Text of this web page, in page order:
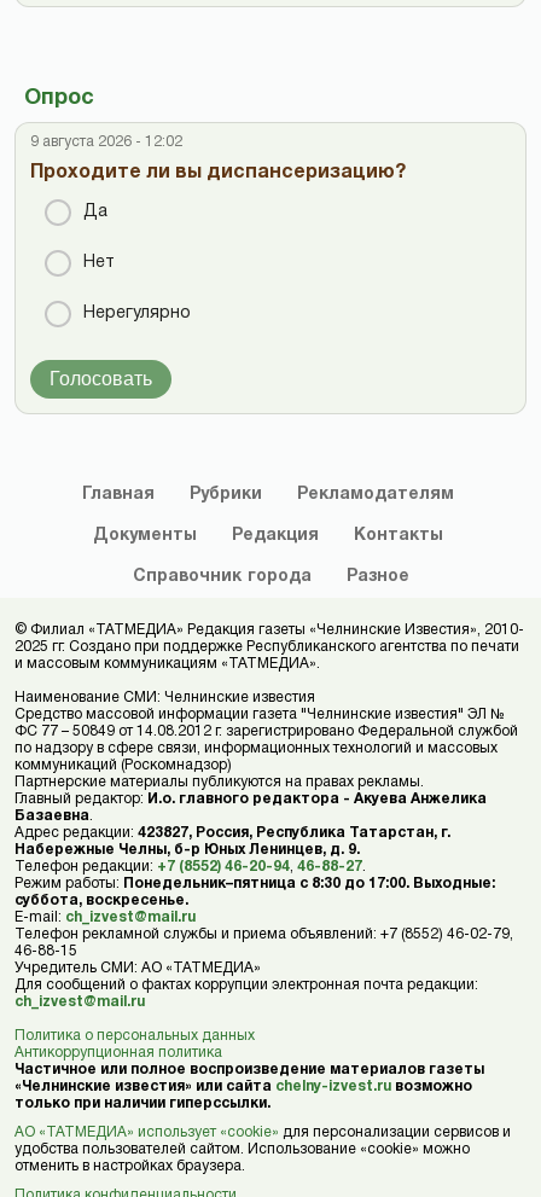
Опрос
9 августа 2026 - 12:02
Проходите ли вы диспансеризацию?
Да
Нет
Нерегулярно
Голосовать
Главная Рубрики Рекламодателям
Документы Редакция Контакты
Справочник города Разное
© Филиал «ТАТМЕДИА» Редакция газеты «Челнинские Известия», 2010-
2025 гг. Создано при поддержке Республиканского агентства по печати
и массовым коммуникациям «ТАТМЕДИА».
Наименование СМИ: Челнинские известия
Средство массовой информации газета "Челнинские известия" ЭЛ №
ФС 77 – 50849 от 14.08.2012 г. зарегистрировано Федеральной службой
по надзору в сфере связи, информационных технологий и массовых
коммуникаций (Роскомнадзор)
Партнерские материалы публикуются на правах рекламы.
Главный редактор: И.о. главного редактора - Акуева Анжелика
Базаевна
Адрес редакции: 423827, Россия, Республика Татарстан, г.
Набережные Челны, б-р Юных Ленинцев, д. 9.
Телефон редакции: +7 (8552) 46-20-94 46-88-27
Режим работы: Понедельник–пятница с 8:30 до 17:00. Выходные:
суббота, воскресенье.
E-mail: ch_izvest@mail.ru
Телефон рекламной службы и приема объявлений: +7 (8552) 46-02-79,
46-88-15
Учредитель СМИ: АО «ТАТМЕДИА»
Для сообщений о фактах коррупции электронная почта редакции:
ch_izvest@mail.ru
Политика о персональных данных
Антикоррупционная политика
Частичное или полное воспроизведение материалов газеты
«Челнинские известия» или сайта chelny-izvest.ru возможно
только при наличии гиперссылки.
АО «ТАТМЕДИА» использует «cookie» для персонализации сервисов и
удобства пользователей сайтом. Использование «cookie» можно
отменить в настройках браузера.